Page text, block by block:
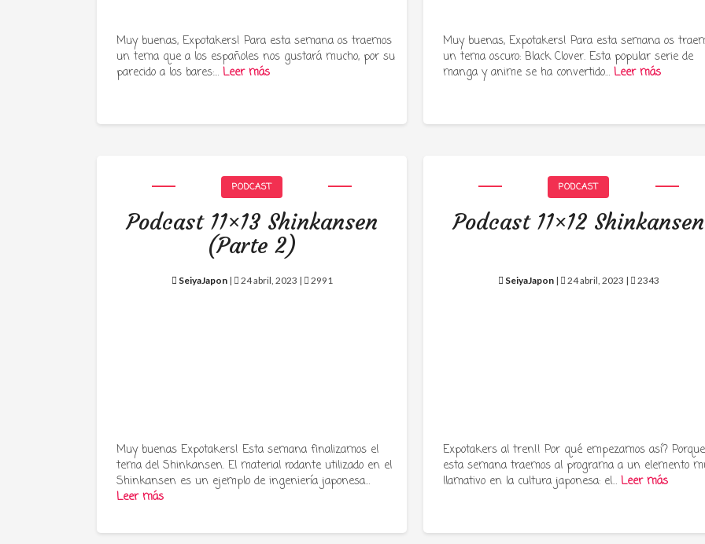
Muy buenas, Expotakers! Para esta semana os traemos
un tema que a los españoles nos gustará mucho, por su
parecido a los bares:…Leer más
Muy buenas, Expotakers! Para esta semana os
un tema oscuro: Black Clover. Esta popular serie de
manga y anime se ha convertido…Leer más
PODCAST
Podcast 11×13 Shinkansen
(Parte 2)
SeiyaJapon| 24 abril, 2023 | 2991
Muy buenas Expotakers! Esta semana finalizamos el
tema del Shinkansen. El material rodante utilizado en el
Shinkansen es un ejemplo de ingeniería japonesa…
Leer más
PODCAST
Podcast 11×12 Shinkansen
SeiyaJapon| 24 abril, 2023 | 2343
Expotakers al tren!! Por qué empezamos así? Porque
esta semana traemos al programa a un elemento
llamativo en la cultura japonesa: el…Leer más